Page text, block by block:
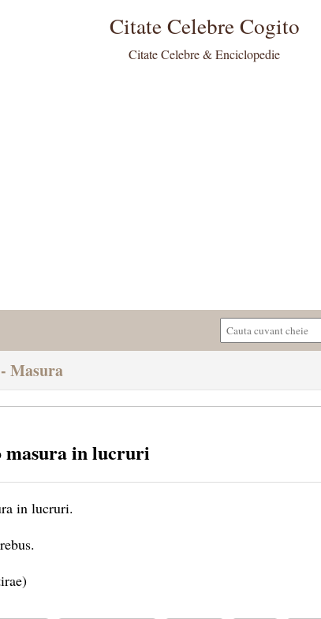
Citate Celebre Cogito
Citate Celebre & Enciclopedie
Masura
masura in lucruri
in lucruri.